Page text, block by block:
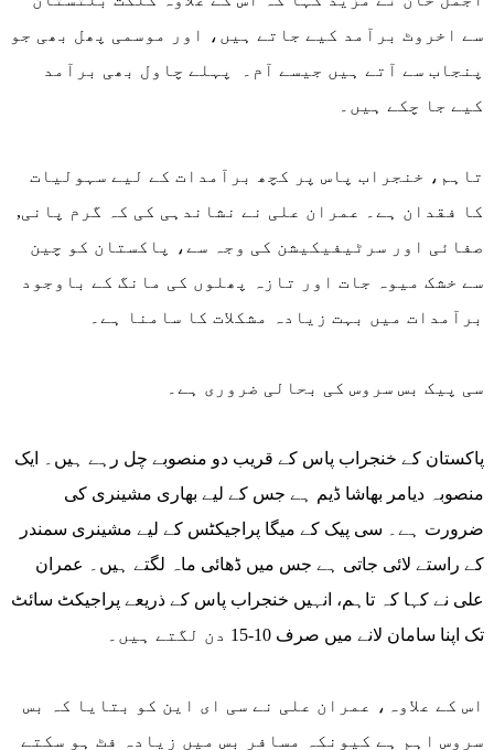
سے اخروٹ برآمد کیے جاتے ہیں، اور موسمی پھل بھی جو
پنجاب سے آتے ہیں جیسے آم۔ پہلے چاول بھی برآمد
کیے جا چکے ہیں۔
تاہم، خنجراب پاس پر کچھ برآمدات کے لیے سہولیات
کا فقدان ہے۔ عمران علی نے نشاندہی کی کہ گرم پانی,
صفائی اور سرٹیفیکیشن کی وجہ سے، پاکستان کو چین
سے خشک میوہ جات اور تازہ پھلوں کی مانگ کے باوجود
برآمدات میں بہت زیادہ مشکلات کا سامنا ہے۔
سی پیک بس سروس کی بحالی ضروری ہے۔
پاکستان کے خنجراب پاس کے قریب دو منصوبے چل رہے ہیں۔ ایک
منصوبہ دیامر بھاشا ڈیم ہے جس کے لیے بھاری مشینری کی
ضرورت ہے۔ سی پیک کے میگا پراجیکٹس کے لیے مشینری سمندر
کے راستے لائی جاتی ہے جس میں ڈھائی ماہ لگتے ہیں۔ عمران
علی نے کہا کہ تاہم، انہیں خنجراب پاس کے ذریعے پراجیکٹ سائٹ
تک اپنا سامان لانے میں صرف 10-15 دن لگتے ہیں۔
اس کے علاوہ، عمران علی نے سی ای این کو بتایا کہ بس
سروس اہم ہے کیونکہ مسافر بس میں زیادہ فٹ ہو سکتے